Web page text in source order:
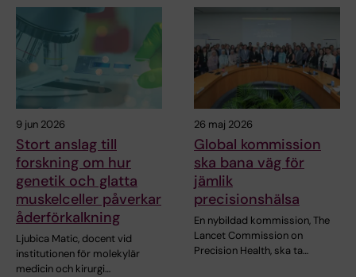
9 jun 2026
Stort anslag till
forskning om hur
genetik och glatta
muskelceller påverkar
åderförkalkning
Ljubica Matic, docent vid
institutionen för molekylär
medicin och kirurgi…
26 maj 2026
Global kommission
ska bana väg för
jämlik
precisionshälsa
En nybildad kommission, The
Lancet Commission on
Precision Health, ska ta…